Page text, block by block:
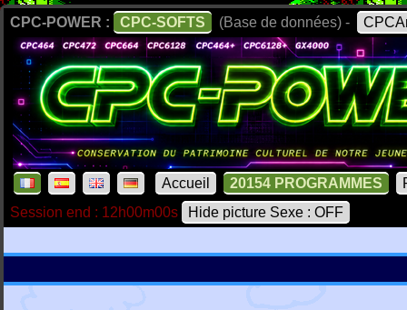
CPC-POWER : CPC-SOFTS (Base de données) -
Accueil 20154 PROGRAMMES
Session end : 12h00m00s
Hide picture Sexe : OFF